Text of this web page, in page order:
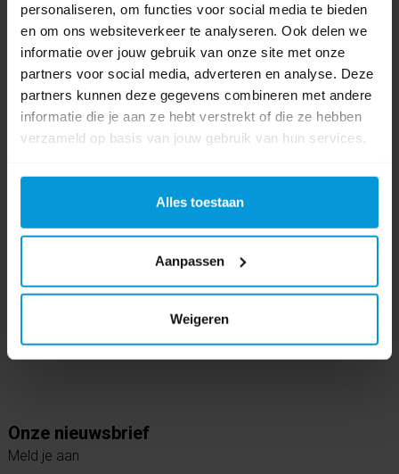
personaliseren, om functies voor social media te bieden
en om ons websiteverkeer te analyseren. Ook delen we
informatie over jouw gebruik van onze site met onze
partners voor social media, adverteren en analyse. Deze
partners kunnen deze gegevens combineren met andere
informatie die je aan ze hebt verstrekt of die ze hebben
verzameld op basis van jouw gebruik van hun services.
Alles toestaan
Aanpassen
Weigeren
Telefoon
024 372 72 92
E-mail
Avodesch B.V.
Bijsterhuizen 50-12
Instagram
Youtube
Linkedin
Onze nieuwsbrief
Meld je aan